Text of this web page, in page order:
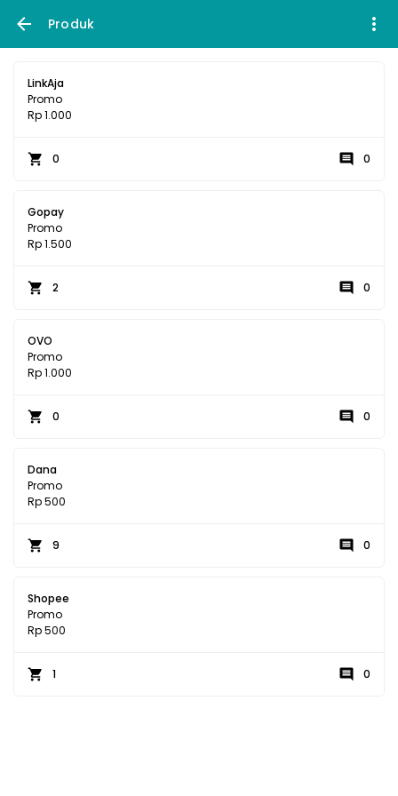
Produk
LinkAja
Promo
Rp 1.000
0 0
Gopay
Promo
Rp 1.500
2 0
OVO
Promo
Rp 1.000
0 0
Dana
Promo
Rp 500
9 0
Shopee
Promo
Rp 500
1 0